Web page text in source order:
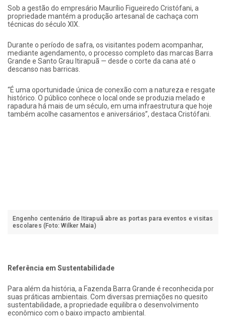
Sob a gestão do empresário Maurílio Figueiredo Cristófani, a
propriedade mantém a produção artesanal de cachaça com
técnicas do século XIX.
Durante o período de safra, os visitantes podem acompanhar,
mediante agendamento, o processo completo das marcas Barra
Grande e Santo Grau Itirapuã — desde o corte da cana até o
descanso nas barricas.
“É uma oportunidade única de conexão com a natureza e resgate
histórico. O público conhece o local onde se produzia melado e
rapadura há mais de um século, em uma infraestrutura que hoje
também acolhe casamentos e aniversários”, destaca Cristófani.
Engenho centenário de Itirapuã abre as portas para eventos e visitas
escolares (Foto: Wilker Maia)
Referência em Sustentabilidade
Para além da história, a Fazenda Barra Grande é reconhecida por
suas práticas ambientais. Com diversas premiações no quesito
sustentabilidade, a propriedade equilibra o desenvolvimento
econômico com o baixo impacto ambiental.